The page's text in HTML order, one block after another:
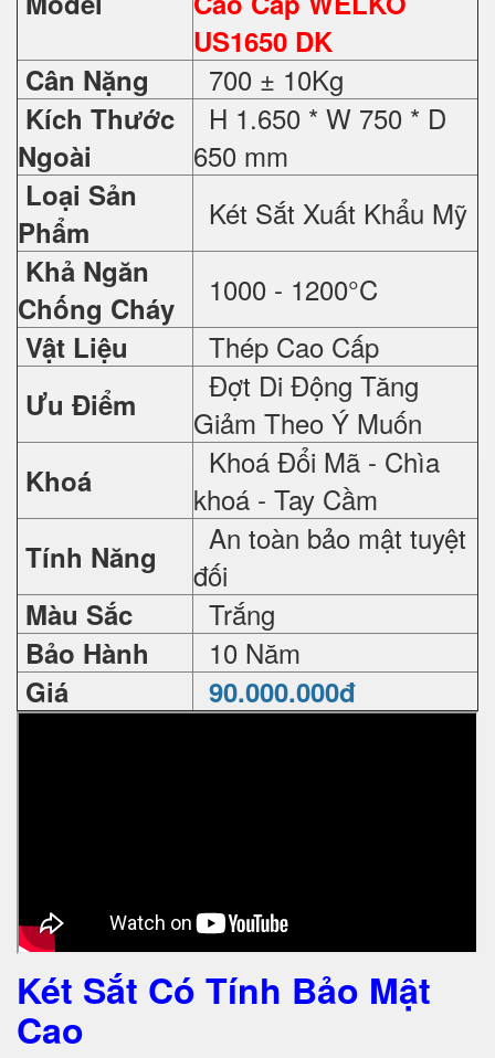
US1650 DK
Cân Nặng
700 ± 10Kg
Kích Thước
Ngoài
H 1.650 * W 750 * D
650 mm
Loại Sản
Phẩm
Két Sắt Xuất Khẩu Mỹ
Khả Ngăn
Chống Cháy
1000 - 1200°C
Vật Liệu Thép Cao Cấp
Ưu Điểm
Đợt Di Động Tăng
Giảm Theo Ý Muốn
Khoá
Khoá Đổi Mã - Chìa
khoá - Tay Cầm
Tính Năng
An toàn bảo mật tuyệt
đối
Màu Sắc Trắng
Bảo Hành 10 Năm
Giá 90.000.000đ
Két Sắt Có Tính Bảo Mật
Cao